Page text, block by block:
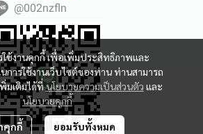
ใช้งานคุกกี้ เพื่อเพิ่มประสิทธิภาพและ
ารใช้งานเว็บไซต์ของท่าน ท่านสามารถ
มเติมได้ที่นโยบายความเป็นส่วนตัว และ
นโยบายคุกกี้
คุกกี้ ยอมรับทั้งหมด
@002nzfln